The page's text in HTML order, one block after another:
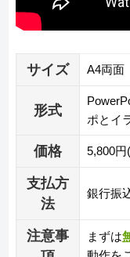
サイズ A4両面
形式
ポとイ
価格 5,800円
支払方
法
銀行振
注意事
まずは